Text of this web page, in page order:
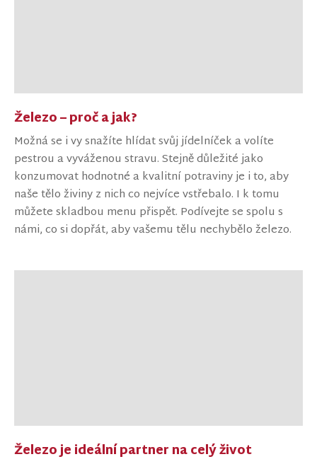
Železo – proč a jak?
Možná se i vy snažíte hlídat svůj jídelníček a volíte
pestrou a vyváženou stravu. Stejně důležité jako
konzumovat hodnotné a kvalitní potraviny je i to, aby
naše tělo živiny z nich co nejvíce vstřebalo. I k tomu
můžete skladbou menu přispět. Podívejte se spolu s
námi, co si dopřát, aby vašemu tělu nechybělo železo.
Železo je ideální partner na celý život